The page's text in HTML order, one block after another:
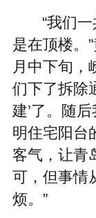
“我们
是在顶楼。
月中下旬，
们下了拆除
建’了。随
明住宅阳台
客气，让青
可，但事情
烦。”